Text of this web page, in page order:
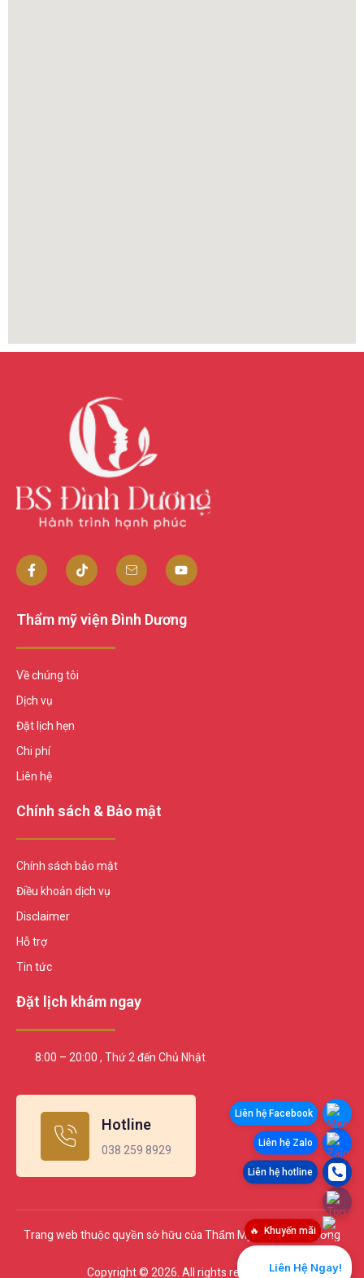
Thẩm mỹ viện Đình Dương
Về chúng tôi
Dịch vụ
Đặt lịch hẹn
Chi phí
Liên hệ
Chính sách & Bảo mật
Chính sách bảo mật
Điều khoản dịch vụ
Disclaimer
Hỗ trợ
Tin tức
Đặt lịch khám ngay
8:00 – 20:00 , Thứ 2 đến Chủ Nhật
Hotline
038 259 8929
Trang web thuộc quyền sở hữu của Thẩm Mỹ Viện Đình Dương
Copyright © 2026. All rights reserved.Liên Hệ Ngay!
Khuyến mãi